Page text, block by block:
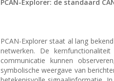
PCAN-Explorer: de standaard
PCAN-Explorer staat al lang
netwerken. De
communicatie kunnen
symbolische weergave van